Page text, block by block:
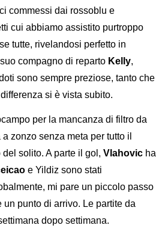
commessi dai rossoblu e
cui abbiamo assistito purtroppo
tutte, rivelandosi perfetto in
compagno di reparto Kelly,
sono sempre preziose, tanto che
si è vista subito.
per la mancanza di filtro da
zonzo senza meta per tutto il
solito. A parte il gol, Vlahovic ha
e Yildiz sono stati
mi pare un piccolo passo
punto di arrivo. Le partite da
dopo settimana.